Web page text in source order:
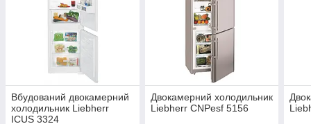
Вбудований двокамерний
холодильник Liebherr
ICUS 3324
Двокамерний холодильник
Liebherr CNPesf 5156